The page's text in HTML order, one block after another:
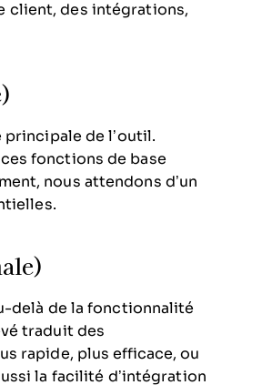
client, des intégrations,
de l’outil.
fonctions de base
nous attendons d’un
delà de la fonctionnalité
traduit des
rapide, plus efficace, ou
la facilité d’intégration